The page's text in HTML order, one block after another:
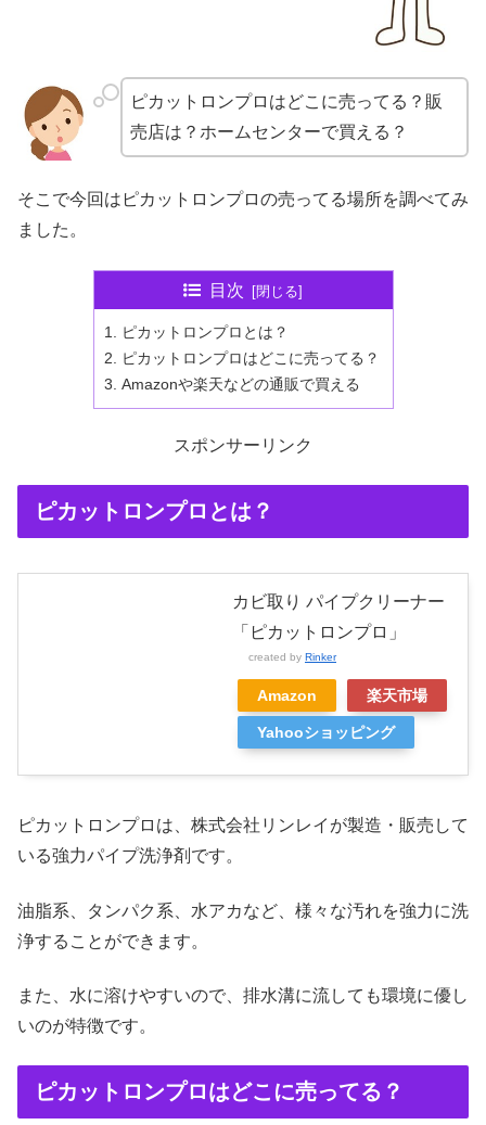
ピカットロンプロはどこに売ってる？販
売店は？ホームセンターで買える？
そこで今回はピカットロンプロの売ってる場所を調べてみ
ました。
目次
ピカットロンプロとは？
ピカットロンプロはどこに売ってる？
Amazonや楽天などの通販で買える
スポンサーリンク
ピカットロンプロとは？
カビ取り パイプクリーナー
「ピカットロンプロ」
created by Rinker
Amazon 楽天市場
Yahooショッピング
ピカットロンプロは、株式会社リンレイが製造・販売して
いる強力パイプ洗浄剤です。
油脂系、タンパク系、水アカなど、様々な汚れを強力に洗
浄することができます。
また、水に溶けやすいので、排水溝に流しても環境に優し
いのが特徴です。
ピカットロンプロはどこに売ってる？